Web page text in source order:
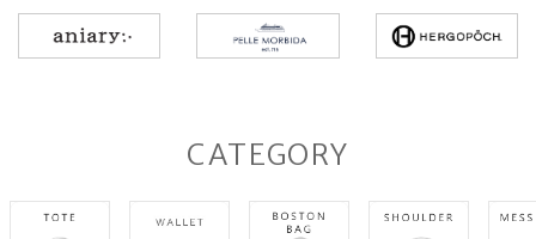
CATEGORY